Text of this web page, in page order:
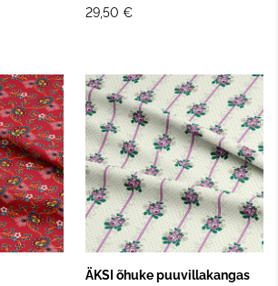
29,50 €
ÄKSI õhuke puuvillakangas